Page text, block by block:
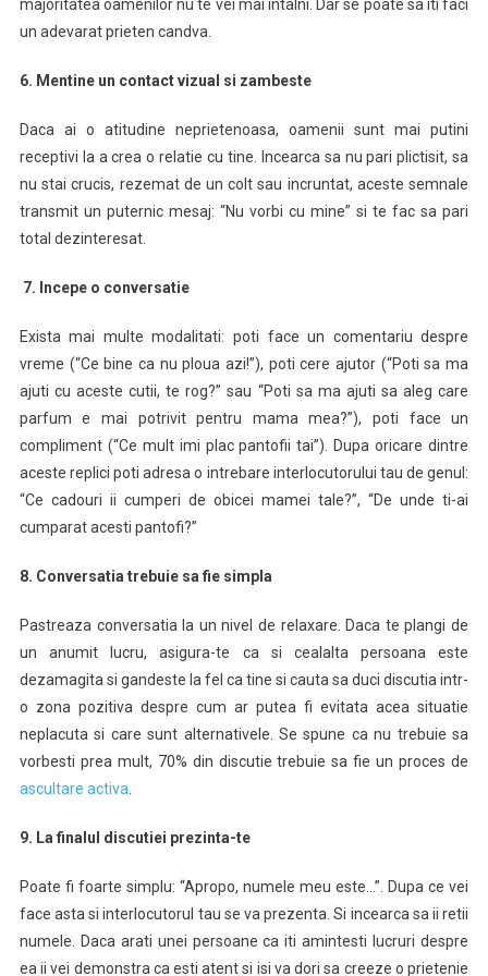
majoritatea oamenilor nu te vei mai intalni. Dar se poate sa iti faci
un adevarat prieten candva.
6. Mentine un contact vizual si zambeste
Daca ai o atitudine neprietenoasa, oamenii sunt mai putini
receptivi la a crea o relatie cu tine. Incearca sa nu pari plictisit, sa
nu stai crucis, rezemat de un colt sau incruntat, aceste semnale
transmit un puternic mesaj: “Nu vorbi cu mine” si te fac sa pari
total dezinteresat.
7. Incepe o conversatie
Exista mai multe modalitati: poti face un comentariu despre
vreme (“Ce bine ca nu ploua azi!”), poti cere ajutor (“Poti sa ma
ajuti cu aceste cutii, te rog?” sau “Poti sa ma ajuti sa aleg care
parfum e mai potrivit pentru mama mea?”), poti face un
compliment (“Ce mult imi plac pantofii tai”). Dupa oricare dintre
aceste replici poti adresa o intrebare interlocutorului tau de genul:
“Ce cadouri ii cumperi de obicei mamei tale?”, “De unde ti-ai
cumparat acesti pantofi?”
8. Conversatia trebuie sa fie simpla
Pastreaza conversatia la un nivel de relaxare. Daca te plangi de
un anumit lucru, asigura-te ca si cealalta persoana este
dezamagita si gandeste la fel ca tine si cauta sa duci discutia intr-
o zona pozitiva despre cum ar putea fi evitata acea situatie
neplacuta si care sunt alternativele. Se spune ca nu trebuie sa
vorbesti prea mult, 70% din discutie trebuie sa fie un proces de
ascultare activa
9. La finalul discutiei prezinta-te
Poate fi foarte simplu: “Apropo, numele meu este…”. Dupa ce vei
face asta si interlocutorul tau se va prezenta. Si incearca sa ii retii
numele. Daca arati unei persoane ca iti amintesti lucruri despre
ea ii vei demonstra ca esti atent si isi va dori sa creeze o prietenie